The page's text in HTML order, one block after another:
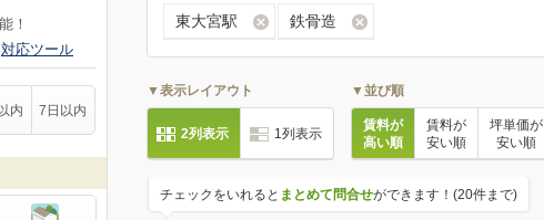
！
対応ツール
内 7日以内
東大宮駅 鉄骨造
▼表示レイアウト
2列表示 1列表示
▼並び順
賃料が
高い順
賃料が
安い順
坪単価が
安い順
チェックをいれると まとめて問合せができます！(20件まで)